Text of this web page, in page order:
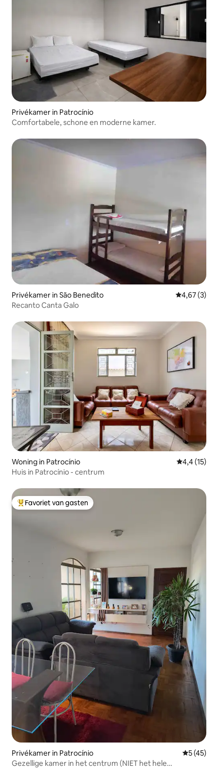
Privékamer in Patrocínio
Comfortabele, schone en moderne kamer.
Privékamer in São Benedito
4,67 (3)
Recanto Canta Galo
Woning in Patrocínio
4,4 (15)
Huis in Patrocínio - centrum
Topfavoriet van gasten
Favoriet van gasten
Privékamer in Patrocínio
5 (45)
Gezellige kamer in het centrum (NIET het hele